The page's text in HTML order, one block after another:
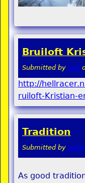
Bruiloft
Submitted by stel
http://
ruiloft-Kristian-
Tradition
Submitted by
As good